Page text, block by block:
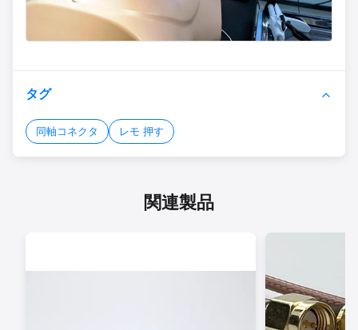
タグ
同軸コネクタ レモ 押す
関連製品